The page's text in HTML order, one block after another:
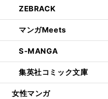
ZEBRACK
マンガMeets
S-MANGA
集英社コミック文庫
女性マンガ